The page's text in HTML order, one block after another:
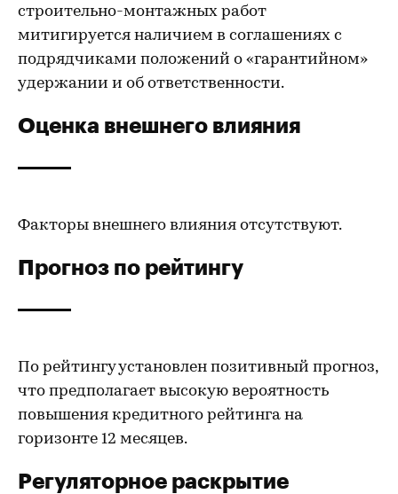
строительно-монтажных работ
митигируется наличием в соглашениях с
подрядчиками положений о «гарантийном»
удержании и об ответственности.
Оценка внешнего влияния
Факторы внешнего влияния отсутствуют.
Прогноз по рейтингу
По рейтингу установлен позитивный прогноз,
что предполагает высокую вероятность
повышения кредитного рейтинга на
горизонте 12 месяцев.
Регуляторное раскрытие